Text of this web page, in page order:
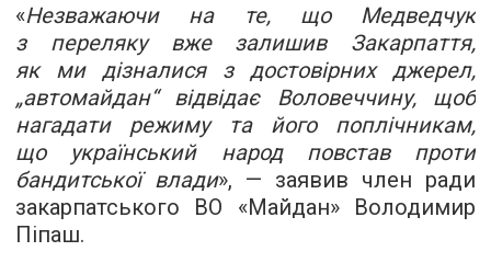
«Незважаючи на те, що Медведчук
з переляку вже залишив Закарпаття,
як ми дізналися з достовірних джерел,
„автомайдан“ відвідає Воловеччину, щоб
нагадати режиму та його поплічникам,
що український народ повстав проти
бандитської влади», — заявив член ради
закарпатського ВО «Майдан» Володимир
Піпаш.